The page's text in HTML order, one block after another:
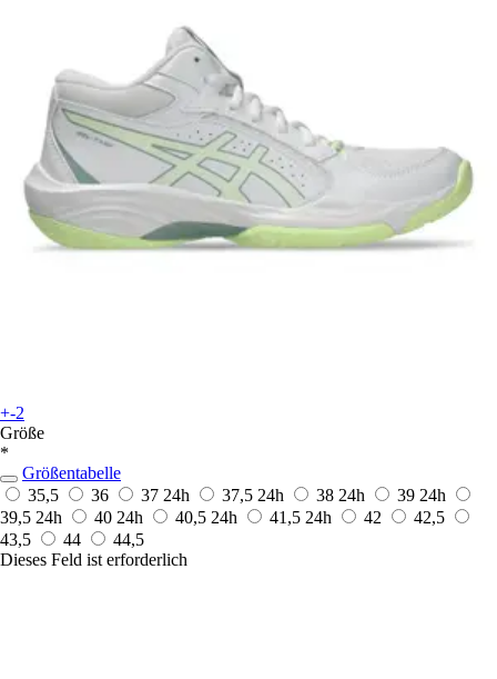
+-2
Größe
*
Größentabelle
35,5
36 37 24h 37,5 24h 38 24h 39 24h
39,5 24h 40 24h 40,5 24h 41,5 24h 42
42,5
43,5
44
44,5
Dieses Feld ist erforderlich